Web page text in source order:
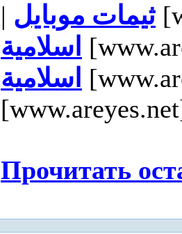
| ثيمات موبايل
اسلامية
اسلامية
Прочитать